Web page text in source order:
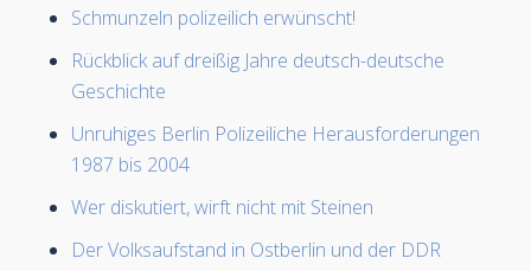
Schmunzeln polizeilich erwünscht!
Rückblick auf dreißig Jahre deutsch-deutsche
Geschichte
Unruhiges Berlin Polizeiliche Herausforderungen
1987 bis 2004
Wer diskutiert, wirft nicht mit Steinen
Der Volksaufstand in Ostberlin und der DDR